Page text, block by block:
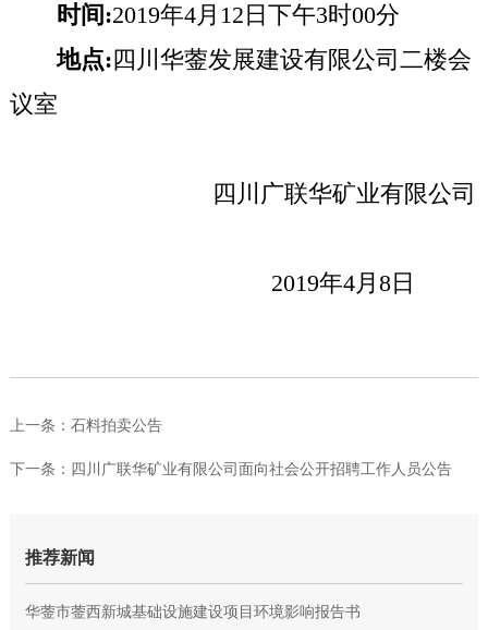
时间:2019年4月12日下午3时00分
地点:四川华蓥发展建设有限公司二楼会
议室
四川广联华矿业有限公司
2019年4月8日
上一条： 石料拍卖公告
下一条： 四川广联华矿业有限公司面向社会公开招聘工作人员公告
推荐新闻
华蓥市蓥西新城基础设施建设项目环境影响报告书